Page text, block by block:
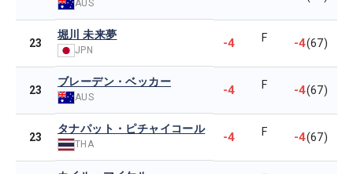
AUS
23
堀川 未来夢
JPN -4 F -4(67)
23
ブレーデン・ベッカー
AUS -4 F -4(67)
23
タナパット・ピチャイコール
THA -4 F -4(67)